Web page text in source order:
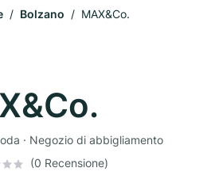
Bolzano MAX&Co.
· Negozio di abbigliamento
(0 Recensione)